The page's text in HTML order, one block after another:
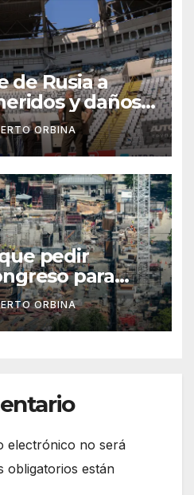
de Rusia a
y daños
un estadio de
ORBINA
pedir
para
de baile y
obras, dice la
ORBINA
electrónico no será
obligatorios están